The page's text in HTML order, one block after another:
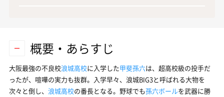
概要・あらすじ
大阪最強の不良校浪城高校に入学した甲斐孫六は、超高校級の投手だ
ったが、喧嘩の実力も抜群。入学早々、浪城BIG3と呼ばれる大物を
次々と倒し、 浪城高校の番長となる。野球でも孫六ボールを武器に勝